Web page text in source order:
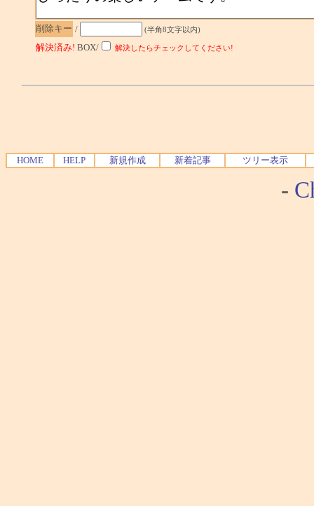
削除キー / (半角8文字以内)
解決済み! BOX/ 解決したらチェックしてください!
HOME HELP 新規作成 新着記事 ツリー表示
-